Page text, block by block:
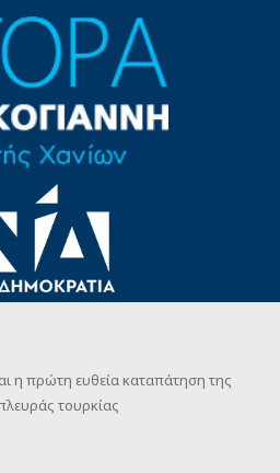
η πρώτη ευθεία καταπάτηση της
τουρκίας